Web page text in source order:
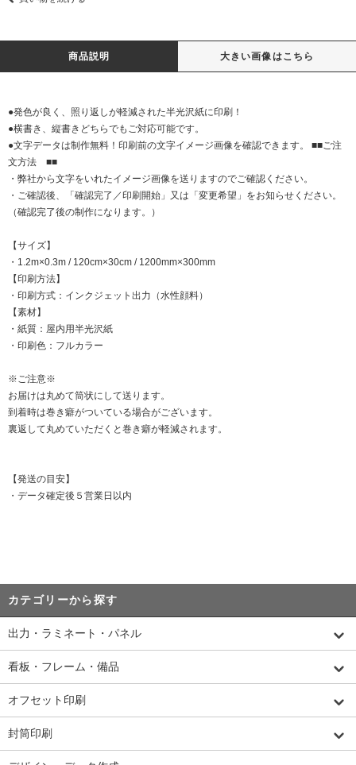
商品説明 大きい画像はこちら
●発色が良く、照り返しが軽減された半光沢紙に印刷！
●横書き、縦書きどちらでもご対応可能です。
●文字データは制作無料！印刷前の文字イメージ画像を確認できます。 ■■ご注
文方法 ■■
・弊社から文字をいれたイメージ画像を送りますのでご確認ください。
・ご確認後、「確認完了／印刷開始」又は「変更希望」をお知らせください。
（確認完了後の制作になります。）
【サイズ】
・1.2m×0.3m / 120cm×30cm / 1200mm×300mm
【印刷方法】
・印刷方式：インクジェット出力（水性顔料）
【素材】
・紙質：屋内用半光沢紙
・印刷色：フルカラー
※ご注意※
お届けは丸めて筒状にして送ります。
到着時は巻き癖がついている場合がございます。
裏返して丸めていただくと巻き癖が軽減されます。
【発送の目安】
・データ確定後５営業日以内
カテゴリーから探す
出力・ラミネート・パネル
看板・フレーム・備品
オフセット印刷
封筒印刷